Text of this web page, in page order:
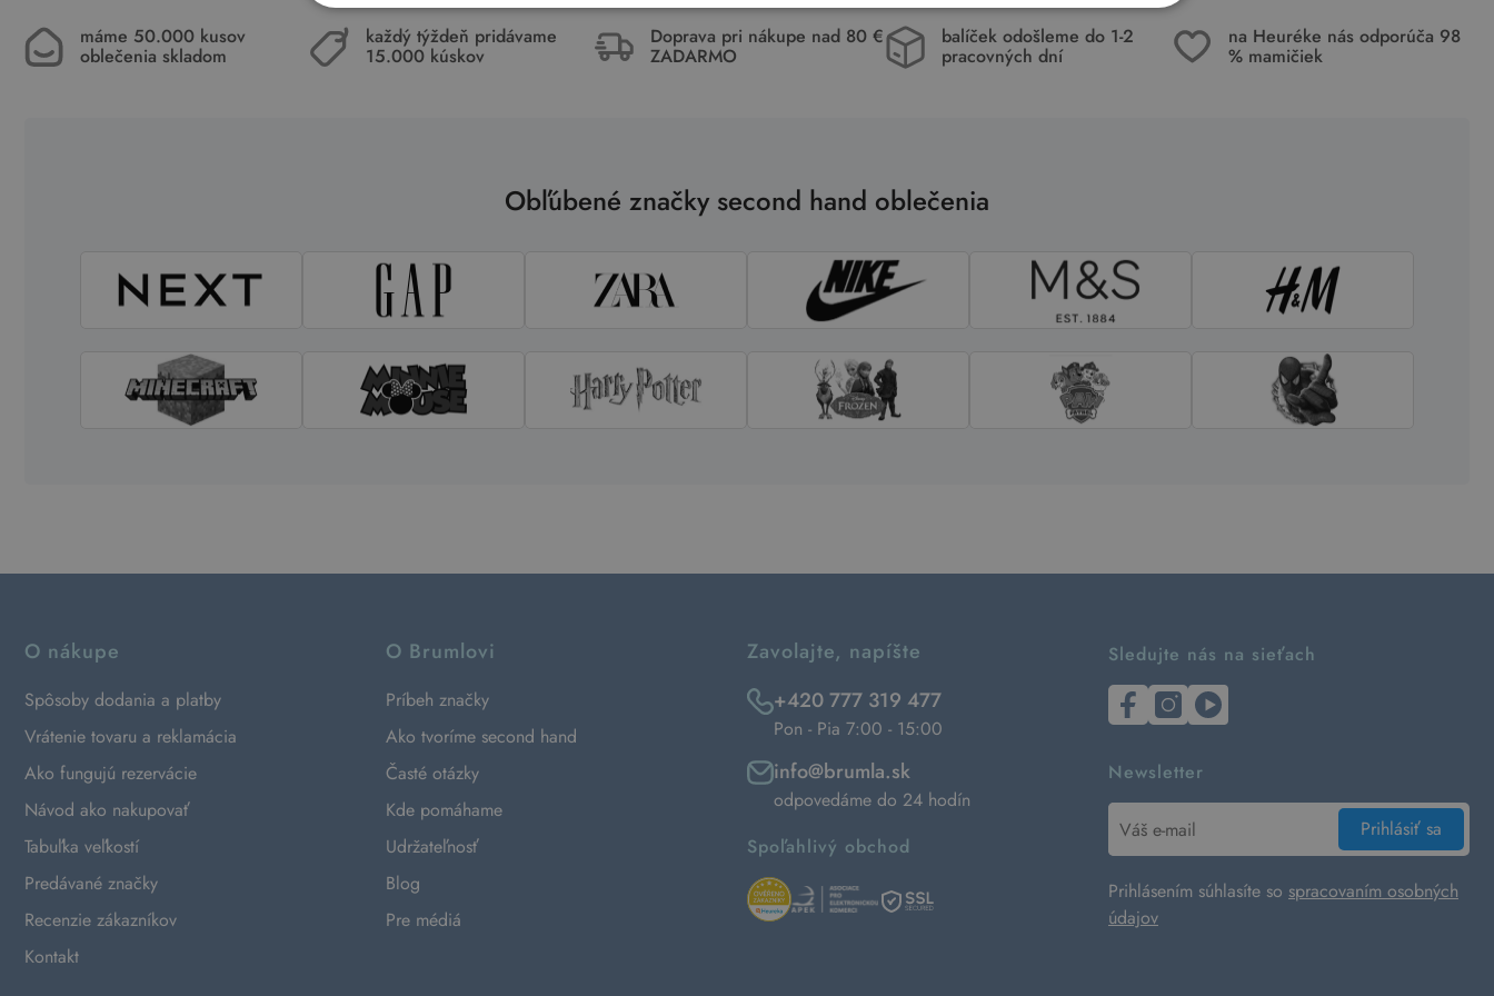
máme 50.000 kusov
oblečenia skladom
každý týždeň pridávame
15.000 kúskov
Doprava pri nákupe nad 80 €
ZADARMO
balíček odošleme do 1-2
pracovných dní
na Heuréke nás odporúča 98
% mamičiek
Obľúbené značky second hand oblečenia
O nákupe
Spôsoby dodania a platby
Vrátenie tovaru a reklamácia
Ako fungujú rezervácie
Návod ako nakupovať
Tabuľka veľkostí
Predávané značky
Recenzie zákazníkov
Kontakt
O Brumlovi
Príbeh značky
Ako tvoríme second hand
Časté otázky
Kde pomáhame
Udržateľnosť
Blog
Pre médiá
Zavolajte, napíšte
+420 777 319 477
Pon - Pia 7:00 - 15:00
info@brumla.sk
odpovedáme do 24 hodín
Spoľahlivý obchod
Sledujte nás na sieťach
Newsletter
Prihlásiť sa
Prihlásením súhlasíte so spracovaním osobných
údajov